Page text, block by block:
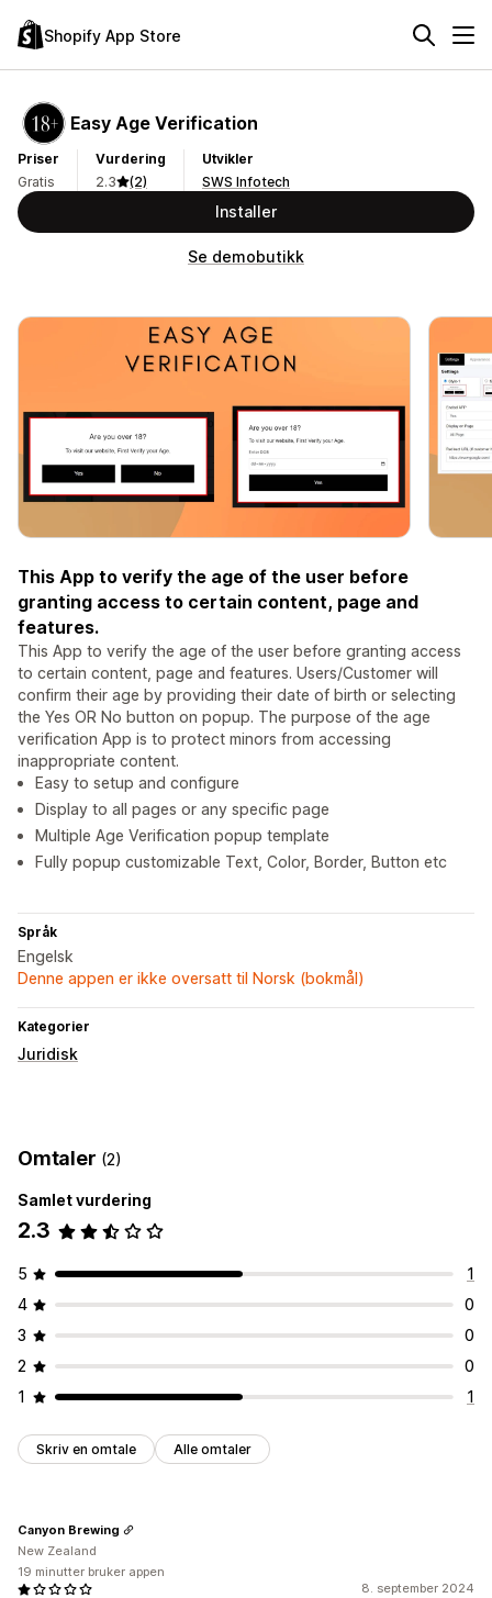
Shopify App Store
Easy Age Verification
Priser
Gratis
Vurdering
2.3
(2)
Utvikler
SWS Infotech
Installer
Se demobutikk
This App to verify the age of the user before
granting access to certain content, page and
features.
This App to verify the age of the user before granting access
to certain content, page and features. Users/Customer will
confirm their age by providing their date of birth or selecting
the Yes OR No button on popup. The purpose of the age
verification App is to protect minors from accessing
inappropriate content.
Easy to setup and configure
Display to all pages or any specific page
Multiple Age Verification popup template
Fully popup customizable Text, Color, Border, Button etc
Språk
Engelsk
Denne appen er ikke oversatt til Norsk (bokmål)
Kategorier
Juridisk
Omtaler (2)
Samlet vurdering
2.3
5
1
4
0
3
0
2
0
1
1
Skriv en omtale Alle omtaler
8. september 2024
Canyon Brewing
New Zealand
19 minutter bruker appen